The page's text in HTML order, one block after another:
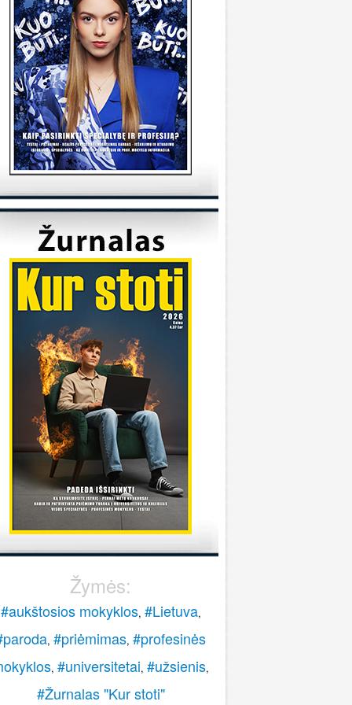
KVK
Utenos kolegija
kada reikėtu kreiptis del užskaitymu
iš pabaigtos kolegijos/profesines
? Ir kur reikia kreiptis? Ačiū
kreiptis reikia prasidėjus studijų metams
katedrą, kuriai priklauso Jūsų studijų programa.
Sandra
Klaipėdos universitetas
metu į Geografijos studijų programą priimti
studentai.
Vilniaus universitetas
diena, dėkojame už laišką. Dėl
studijų plano kreipkitės į
kuriame studijuojate, studijų skyrių.
galite rasti čia:
www.vu.lt/studentams/paslaugos-
akademinis-konsultavimas.
Pasieniečių mokykla
norėjau pasiklaust jeigu turi anglų ir
valstybinį, turi B kategorija, bet gal šiek
fiziškai silpnesnis esi tinkamas tarnybai? Ar
prasme fizo įskaita yra pagrindinis dalykas
į pasieniečių mokyklą?
Lietuvos policijos mokykla
paskambinkite 070060076.
Žymės:
#aukštosios mokyklos, #Lietuva,
, #priėmimas, #profesinės
, #universitetai, #užsienis,
#Žurnalas "Kur stoti"